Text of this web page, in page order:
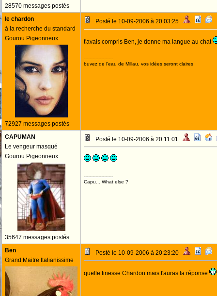
28570 messages postés
le chardon
à la recherche du standard
Gourou Pigeonneux
72927 messages postés
Posté le 10-09-2006 à 20:03:25
t'avais compris Ben, je donne ma langue au chat
--------------------
buvez de l'eau de Millau, vos idées seront claires
CAPUMAN
Le vengeur masqué
Gourou Pigeonneux
35647 messages postés
Posté le 10-09-2006 à 20:11:01
--------------------
Capu... What else ?
Ben
Grand Maitre Italianissime
Posté le 10-09-2006 à 20:23:20
quelle finesse Chardon mais t'auras la réponse